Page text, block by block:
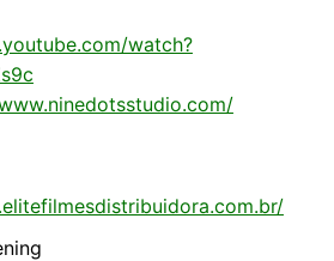
watch?